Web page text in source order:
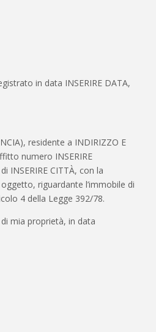
in data INSERIRE DATA,
residente a INDIRIZZO E
numero INSERIRE
INSERIRE CITTÀ, con la
riguardante l’immobile di
4 della Legge 392/78.
mia proprietà, in data